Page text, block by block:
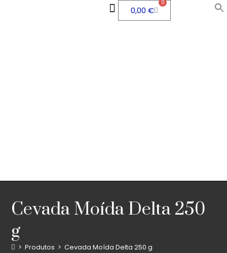
0,00€
0
Cevada Moída Delta 250
g
> Produtos > Cevada Moída Delta 250 g